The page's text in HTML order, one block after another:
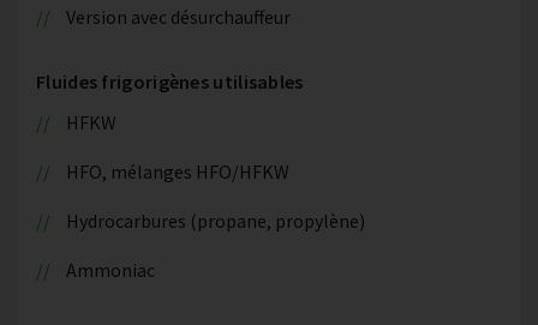
Version avec désurchauffeur
Fluides frigorigènes utilisables
HFKW
HFO, mélanges HFO/HFKW
Hydrocarbures (propane, propylène)
Ammoniac